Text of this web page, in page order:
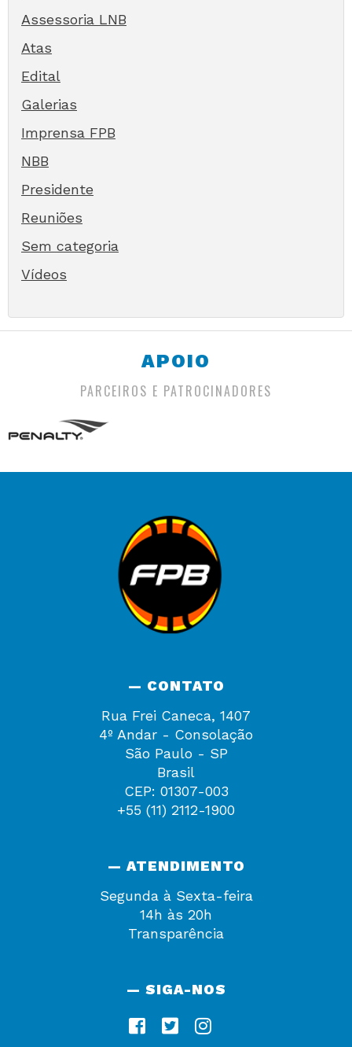
Assessoria LNB
Atas
Edital
Galerias
Imprensa FPB
NBB
Presidente
Reuniões
Sem categoria
Vídeos
APOIO
PARCEIROS E PATROCINADORES
— CONTATO
Rua Frei Caneca, 1407
4º Andar - Consolação
São Paulo - SP
Brasil
CEP: 01307-003
+55 (11) 2112-1900
— ATENDIMENTO
Segunda à Sexta-feira
14h às 20h
Transparência
— SIGA-NOS